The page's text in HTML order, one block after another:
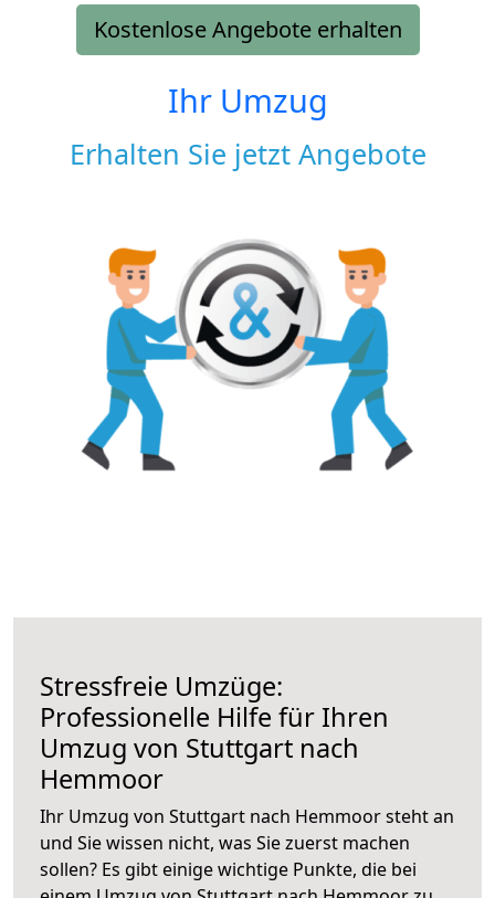
Kostenlose Angebote erhalten
Ihr Umzug
Erhalten Sie jetzt Angebote
Stressfreie Umzüge:
Professionelle Hilfe für Ihren
Umzug von Stuttgart nach
Hemmoor
Ihr Umzug von Stuttgart nach Hemmoor steht an
und Sie wissen nicht, was Sie zuerst machen
sollen? Es gibt einige wichtige Punkte, die bei